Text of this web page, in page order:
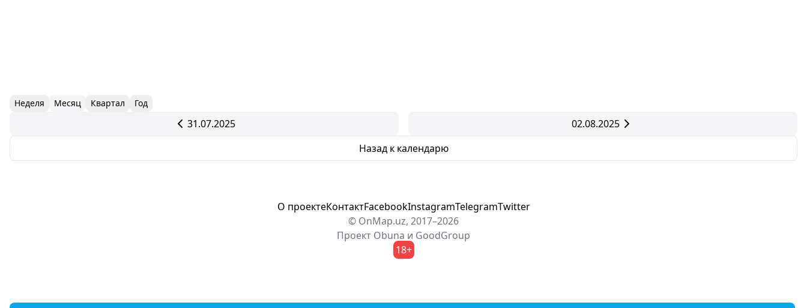
Неделя Месяц Квартал Год
31.07.2025
02.08.2025
Назад к календарю
О проектеКонтактFacebookInstagramTelegramTwitter
© OnMap.uz, 2017–2026
Проект Obuna и GoodGroup
18+